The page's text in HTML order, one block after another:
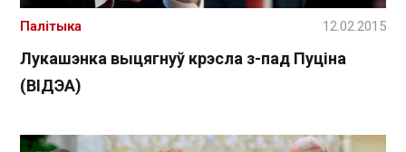
Лукашэнка выцягнуў крэсла з-пад Пуціна
(ВІДЭА)
Палітыка 12.02.2015